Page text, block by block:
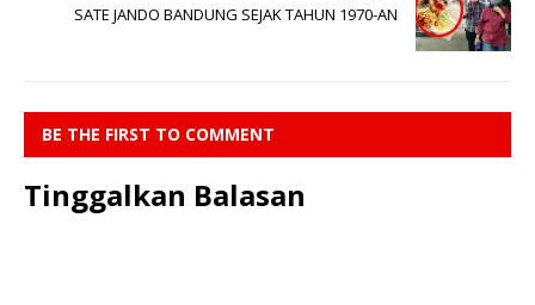
SATE JANDO BANDUNG SEJAK TAHUN 1970-AN
BE THE FIRST TO COMMENT
Tinggalkan Balasan